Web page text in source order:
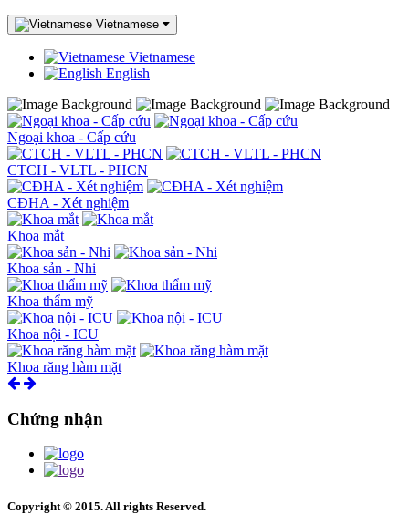
Vietnamese
Vietnamese
English
Ngoại khoa - Cấp cứu
CTCH - VLTL - PHCN
CĐHA - Xét nghiệm
Khoa mắt
Khoa sản - Nhi
Khoa thẩm mỹ
Khoa nội - ICU
Khoa răng hàm mặt
Chứng nhận
Copyright © 2015. All rights Reserved.